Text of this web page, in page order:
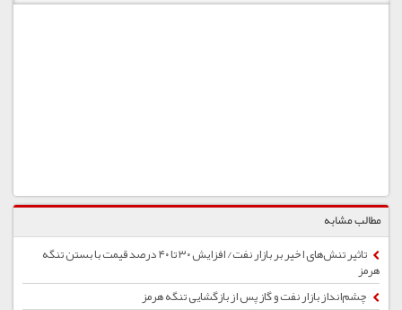
مطالب مشابه
تاثیر تنش‌های اخیر بر بازار نفت/ افزایش ۳۰ تا ۴۰ درصد قیمت با بستن تنگه
هرمز
چشم‌انداز بازار نفت و گاز پس از بازگشایی تنگه هرمز